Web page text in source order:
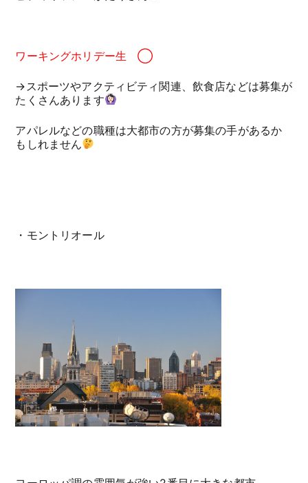
ワーキングホリデー生 ◯
→スポーツやアクティビティ関連、飲食店などは募集が
たくさんあります
アパレルなどの職種は大都市の方が募集の手があるか
もしれません
・モントリオール